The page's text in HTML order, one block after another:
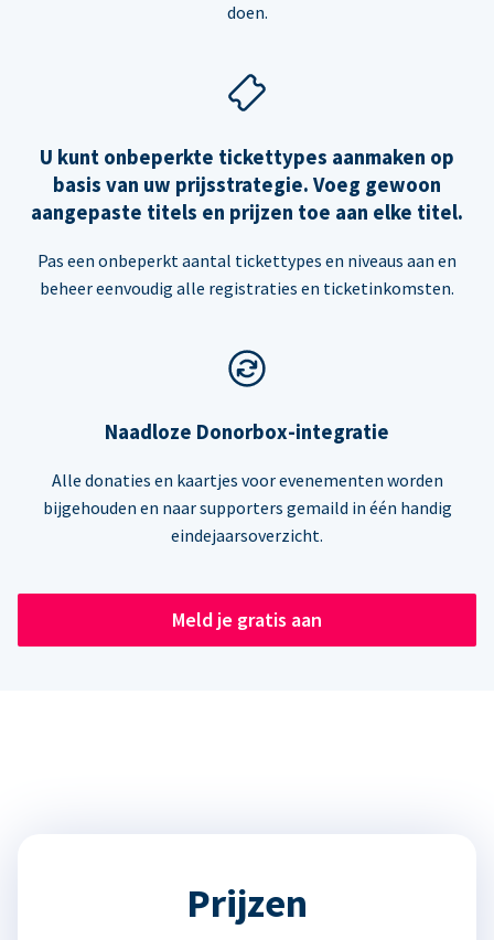
doen.
U kunt onbeperkte tickettypes aanmaken op
basis van uw prijsstrategie. Voeg gewoon
aangepaste titels en prijzen toe aan elke titel.
Pas een onbeperkt aantal tickettypes en niveaus aan en
beheer eenvoudig alle registraties en ticketinkomsten.
Naadloze Donorbox-integratie
Alle donaties en kaartjes voor evenementen worden
bijgehouden en naar supporters gemaild in één handig
eindejaarsoverzicht.
Meld je gratis aan
Prijzen